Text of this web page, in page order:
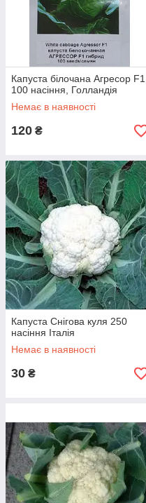
Капуста білочана Агресор F1,
100 насіння, Голландія
Немає в наявності
120 ₴
Капуста Снігова куля 250
насіння Італія
Немає в наявності
30 ₴